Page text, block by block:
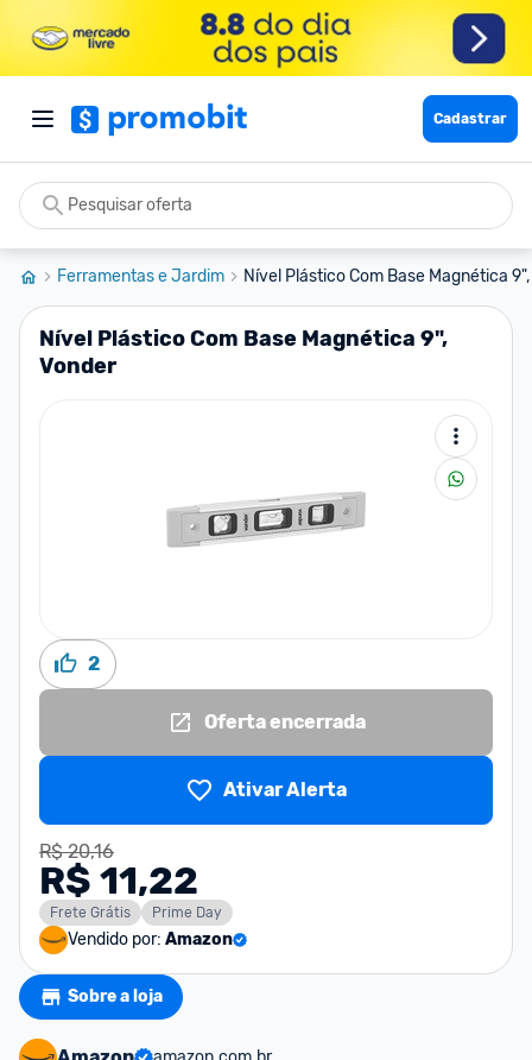
Cadastrar
Ferramentas e Jardim Nível Plástico Com Base Magnética
Nível Plástico Com Base Magnética 9",
Vonder
2
Oferta encerrada
Ativar Alerta
R$ 20,16
R$ 11,22
Frete Grátis Prime Day
Vendido por: Amazon
Sobre a loja